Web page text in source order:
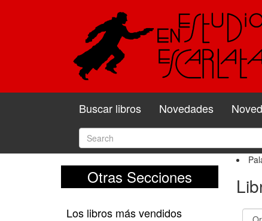
Buscar libros Novedades
Otras Secciones
Los libros más vendidos